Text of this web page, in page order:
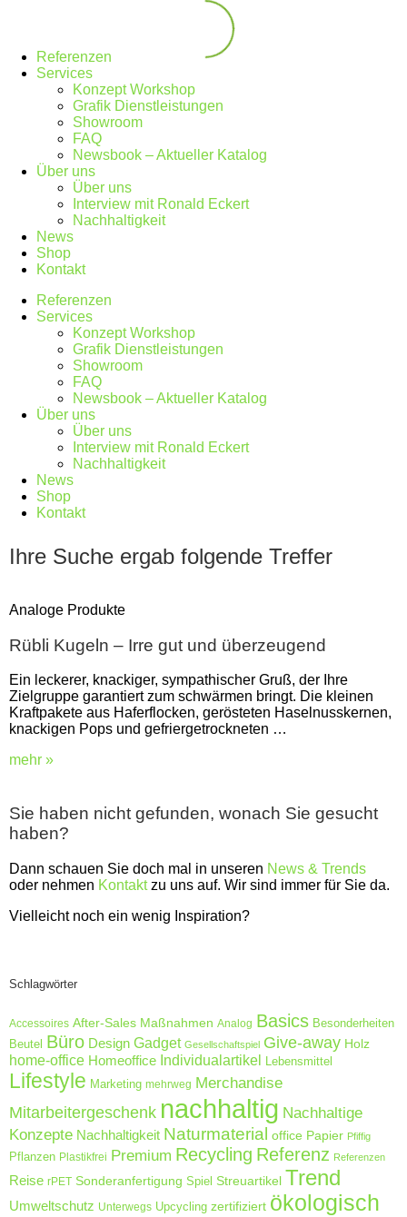
Referenzen
Services
Konzept Workshop
Grafik Dienstleistungen
Showroom
FAQ
Newsbook – Aktueller Katalog
Über uns
Über uns
Interview mit Ronald Eckert
Nachhaltigkeit
News
Shop
Kontakt
Referenzen
Services
Konzept Workshop
Grafik Dienstleistungen
Showroom
FAQ
Newsbook – Aktueller Katalog
Über uns
Über uns
Interview mit Ronald Eckert
Nachhaltigkeit
News
Shop
Kontakt
Ihre Suche ergab folgende Treffer
Analoge Produkte
Rübli Kugeln – Irre gut und überzeugend
Ein leckerer, knackiger, sympathischer Gruß, der Ihre
Zielgruppe garantiert zum schwärmen bringt. Die kleinen
Kraftpakete aus Haferflocken, gerösteten Haselnusskernen,
knackigen Pops und gefriergetrockneten …
mehr »
Sie haben nicht gefunden, wonach Sie gesucht
haben?
Dann schauen Sie doch mal in unseren News & Trends
oder nehmen Kontaktzu uns auf. Wir sind immer für Sie da.
Vielleicht noch ein wenig Inspiration?
Schlagwörter
Accessoires After-Sales Maßnahmen Analog Basics Besonderheiten
Beutel Büro Design Gadget Gesellschaftspiel Give-away Holz
home-office Homeoffice Individualartikel Lebensmittel
Lifestyle Marketing mehrweg Merchandise
Mitarbeitergeschenk nachhaltig Nachhaltige
Konzepte Nachhaltigkeit Naturmaterial office Papier Pfiffig
Pflanzen Plastikfrei Premium Recycling Referenz Referenzen
Reise rPET Sonderanfertigung Spiel Streuartikel Trend
Umweltschutz Unterwegs Upcycling zertifiziert ökologisch